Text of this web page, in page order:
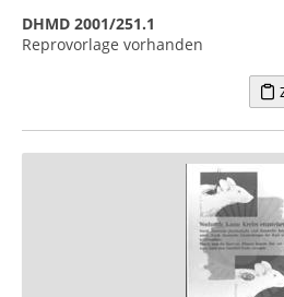
DHMD 2001/251.1
Reprovorlage vorhanden